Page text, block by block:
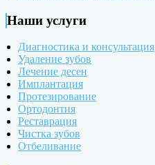
Наши услуги
Диагностика и консультация
Удаление зубов
Лечение десен
Имплантация
Протезирование
Ортодонтия
Реставрация
Чистка зубов
Отбеливание